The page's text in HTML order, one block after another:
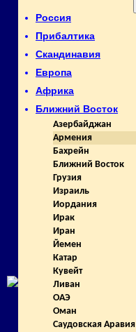
Россия
Прибалтика
Скандинавия
Европа
Африка
Ближний Восток
Азербайджан
Армения
Бахрейн
Ближний Восток
Грузия
Израиль
Иордания
Ирак
Иран
Йемен
Катар
Кувейт
Ливан
ОАЭ
Оман
Саудовская Аравия